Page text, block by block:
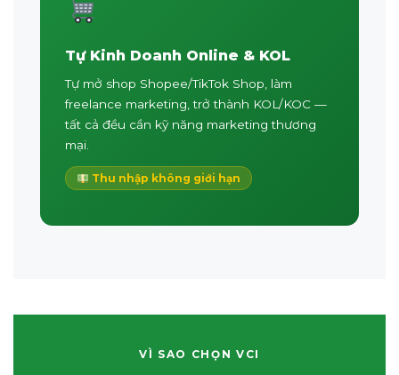
Tự Kinh Doanh Online & KOL
Tự mở shop Shopee/TikTok Shop, làm
freelance marketing, trở thành KOL/KOC —
tất cả đều cần kỹ năng marketing thương
mại.
Thu nhập không giới hạn
VÌ SAO CHỌN VCI